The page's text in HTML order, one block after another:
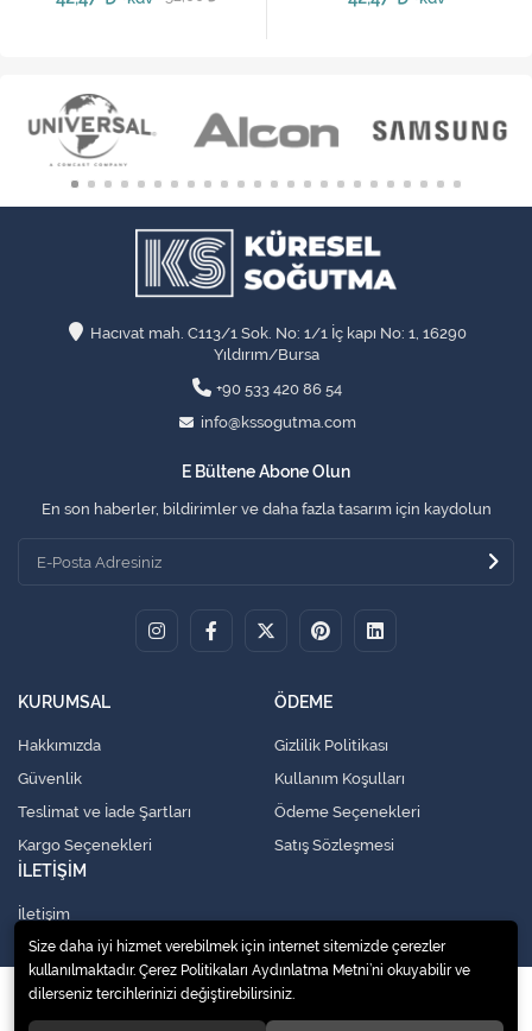
Hacıvat mah. C113/1 Sok. No: 1/1 İç kapı No: 1, 16290
Yıldırım/Bursa
+90 533 420 86 54
info@kssogutma.com
E Bültene Abone Olun
En son haberler, bildirimler ve daha fazla tasarım için kaydolun
KURUMSAL
Hakkımızda
Güvenlik
Teslimat ve İade Şartları
Kargo Seçenekleri
ÖDEME
Gizlilik Politikası
Kullanım Koşulları
Ödeme Seçenekleri
Satış Sözleşmesi
İLETİŞİM
İletişim
© 2020Küresel Soğutma Sistemleri Yedek Parça San. Ve Tic. Ltd. Şti.
Size daha iyi hizmet verebilmek için internet sitemizde çerezler
kullanılmaktadır. Çerez Politikaları Aydınlatma Metni’ni okuyabilir ve
dilerseniz tercihlerinizi değiştirebilirsiniz.